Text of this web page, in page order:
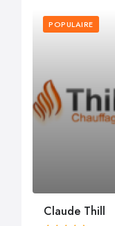
POPULAIRE
Claude Thill